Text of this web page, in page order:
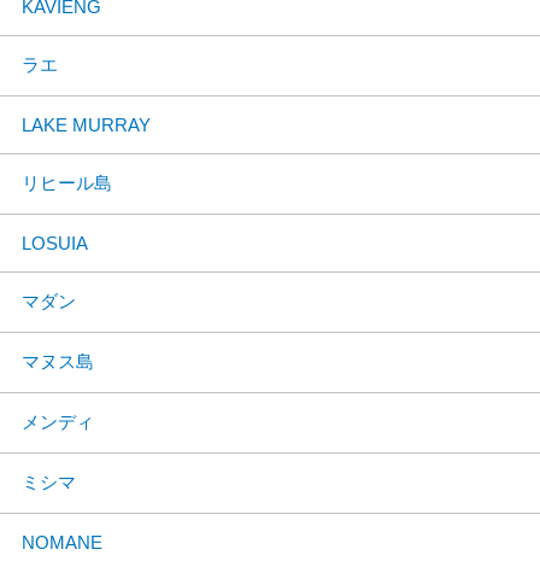
KAVIENG
ラエ
LAKE MURRAY
リヒール島
LOSUIA
マダン
マヌス島
メンディ
ミシマ
NOMANE